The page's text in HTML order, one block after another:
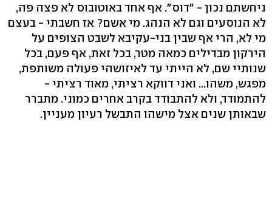
ניחשתם נכון - "דוס". אף אחד באוטובוס לא פצה פה,
לא הנוסעים וגם לא הנהג. מי אשם? אז חשבתי - בעצם
מי לא, הרי אף שבין בני-עקיבא לשבט הצופים על
הירקון מבדילים כמאה מטר, בכל זאת, אף פעם, בכל
שנותיי שם, לא הייתי עד לאיזושהי פעולה משותפת,
מפגש, משהו... ואני דווקא רציתי, מאוד רציתי -
להתמודד, ולא להתבודד בקרב אחרים כמוני. מתברר
שבאותן שנים אצל מישהו התבשל רעיון מעניין.